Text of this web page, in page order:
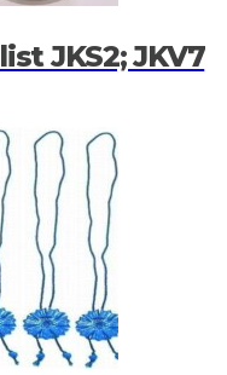
JKS2; JKV7